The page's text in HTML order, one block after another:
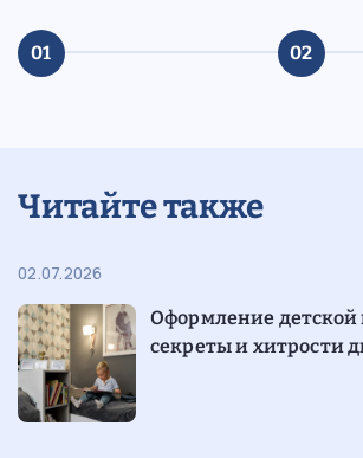
01 02
Читайте также
02.07.2026
Оформление детской
секреты и хитрости